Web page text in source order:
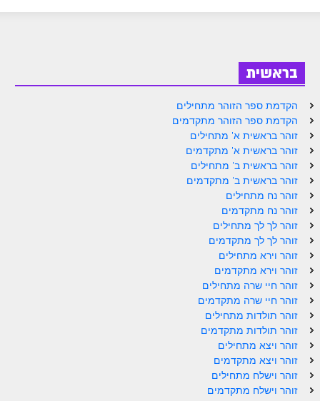
ספר הזוהר נח מתחילים
ספר הזוהר נח מתקדמים
ספר הזוהר לך לך מתחילים
ספר הזוהר לך לך מתקדמים
ספר הזוהר וירא מתחילים
ספר הזוהר וירא מתקדמים
ספר הזוהר חיי שרה מתחילים
ספר הזוהר חיי שרה מתקדמים
ספר הזוהר תולדות מתחילים
ספר הזוהר ויצא מתחילים
ספר הזוהר ויצא מתקדמים
בראשית
הקדמת ספר הזוהר מתחילים
הקדמת ספר הזוהר מתקדמים
זוהר בראשית א' מתחילים
זוהר בראשית א' מתקדמים
זוהר בראשית ב' מתחילים
זוהר בראשית ב' מתקדמים
זוהר נח מתחילים
זוהר נח מתקדמים
זוהר לך לך מתחילים
זוהר לך לך מתקדמים
זוהר וירא מתחילים
זוהר וירא מתקדמים
זוהר חיי שרה מתחילים
זוהר חיי שרה מתקדמים
זוהר תולדות מתחילים
זוהר תולדות מתקדמים
זוהר ויצא מתחילים
זוהר ויצא מתקדמים
זוהר וישלח מתחילים
זוהר וישלח מתקדמים